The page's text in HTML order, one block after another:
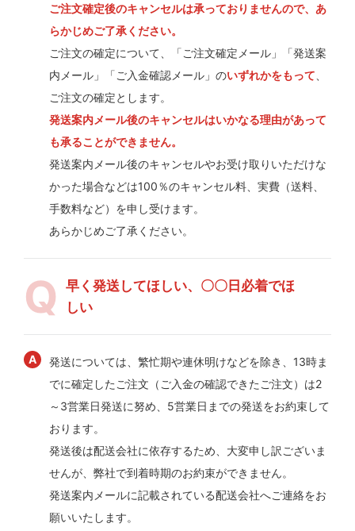
ご注文確定後のキャンセルは承っておりませんので、あ
らかじめご了承ください。
ご注文の確定について、「ご注文確定メール」「発送案
内メール」「ご入金確認メール」のいずれかをもって
ご注文の確定とします。
発送案内メール後のキャンセルはいかなる理由があって
も承ることができません。
発送案内メール後のキャンセルやお受け取りいただけな
かった場合などは100％のキャンセル料、実費（送料、
手数料など）を申し受けます。
あらかじめご了承ください。
早く発送してほしい、〇〇日必着でほ
しい
発送については、繁忙期や連休明けなどを除き、13時ま
でに確定したご注文（ご入金の確認できたご注文）は2
～3営業日発送に努め、5営業日までの発送をお約束して
おります。
発送後は配送会社に依存するため、大変申し訳ございま
せんが、弊社で到着時期のお約束ができません。
発送案内メールに記載されている配送会社へご連絡をお
願いいたします。